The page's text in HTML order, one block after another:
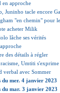
en approche
Juninho tacle encore
"en chemin" pour
acheter Milik
lâche ses vérités
des détails à régler
Umtiti s'exprime
verbal avec Sommer
du mer. 4 janvier 2023
du mar. 3 janvier 2023